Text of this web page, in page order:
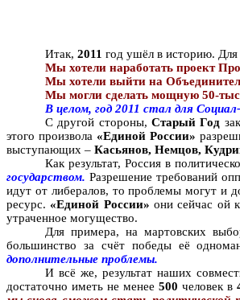
Итак, 2011 год ушёл в историю.
Мы хотели наработать проект
Мы хотели выйти на
Мы могли сделать мощную 50-
В целом, год 2011 стал для
С другой стороны,Старый Год
этого произвола«Единой России»
выступающих – Касьянов, Немцов,
Как результат, Россия в
государством. Разрешение требований
идут от либералов, то проблемы могут и
ресурс.«Единой России» они сейчас ой
утраченное могущество.
Для примера, на мартовских
большинство за счёт победы её
дополнительные проблемы.
И всё же, результат наших
достаточно иметь не менее 500 человек в